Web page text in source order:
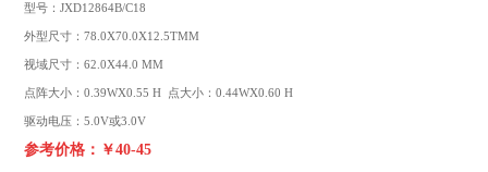
型号：JXD12864B/C18
外型尺寸：78.0X70.0X12.5TMM
视域尺寸：62.0X44.0 MM
点阵大小：0.39WX0.55 H 点大小：0.44WX0.60 H
驱动电压：5.0V或3.0V
参考价格：￥40-45